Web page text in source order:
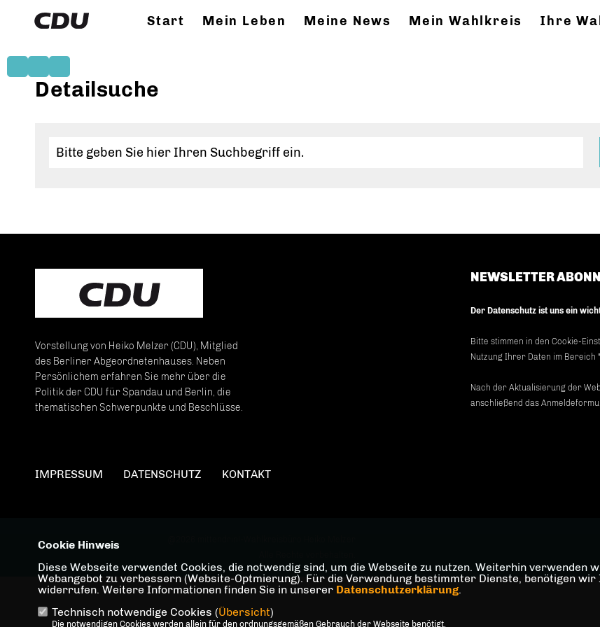
Start Mein Leben Meine News Mein Wahlkreis Ihre
Detailsuche
Vorstellung von Heiko Melzer (CDU), Mitglied
des Berliner Abgeordnetenhauses. Neben
Persönlichem erfahren Sie mehr über die
Politik der CDU für Spandau und Berlin, die
thematischen Schwerpunkte und Beschlüsse.
IMPRESSUM DATENSCHUTZ KONTAKT
NEWSLETTER
Der Datenschutz ist uns ein
Bitte stimmen in den Cookie-
Nutzung Ihrer Daten im Bereich
Nach der Aktualisierung der
anschließend das
Cookie Hinweis
Diese Webseite verwendet Cookies, die notwendig sind, um die Webseite zu nutzen. Weiterhin
Webangebot zu verbessern (Website-Optmierung). Für die Verwendung bestimmter Dienste, benötigen
widerrufen. Weitere Informationen finden Sie in unserer Datenschutzerklärung.
Technisch notwendige Cookies (Übersicht)
Die notwendigen Cookies werden allein für den ordnungsgemäßen Gebrauch der Webseite benötigt.